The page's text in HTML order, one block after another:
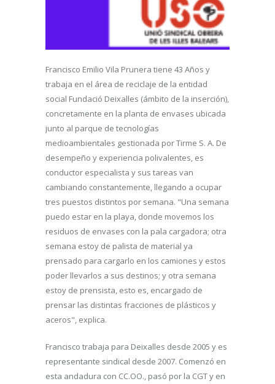
Francisco Emilio Vila Prunera tiene 43 Años y
trabaja en el área de reciclaje de la entidad
social Fundació Deixalles (ámbito de la inserción),
concretamente en la planta de envases ubicada
junto al parque de tecnologías
medioambientales gestionada por Tirme S. A. De
desempeño y experiencia polivalentes, es
conductor especialista y sus tareas van
cambiando constantemente, llegando a ocupar
tres puestos distintos por semana. "Una semana
puedo estar en la playa, donde movemos los
residuos de envases con la pala cargadora; otra
semana estoy de palista de material ya
prensado para cargarlo en los camiones y estos
poder llevarlos a sus destinos; y otra semana
estoy de prensista, esto es, encargado de
prensar las distintas fracciones de plásticos y
aceros", explica.
Francisco trabaja para Deixalles desde 2005 y es
representante sindical desde 2007. Comenzó en
esta andadura con CC.OO., pasó por la CGT y en